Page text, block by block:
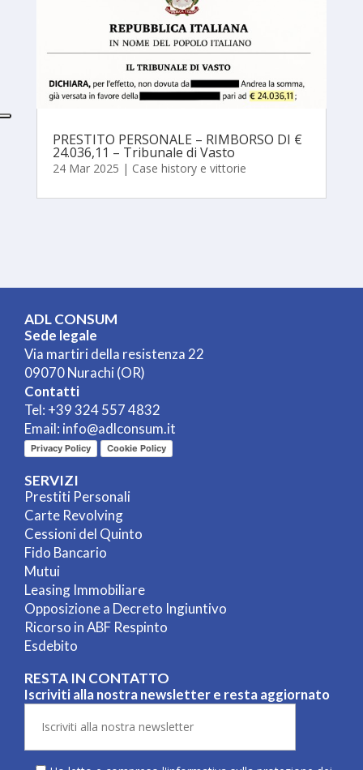
PRESTITO PERSONALE – RIMBORSO DI €
24.036,11 – Tribunale di Vasto
24 Mar 2025 | Case history e vittorie
ADL CONSUM
Sede legale
Via martiri della resistenza 22
09070 Nurachi (OR)
Contatti
Tel: +39 324 557 4832
Email: info@adlconsum.it
Privacy Policy Cookie Policy
SERVIZI
Prestiti Personali
Carte Revolving
Cessioni del Quinto
Fido Bancario
Mutui
Leasing Immobiliare
Opposizione a Decreto Ingiuntivo
Ricorso in ABF Respinto
Esdebito
RESTA IN CONTATTO
Iscriviti alla nostra newsletter e resta aggiornato